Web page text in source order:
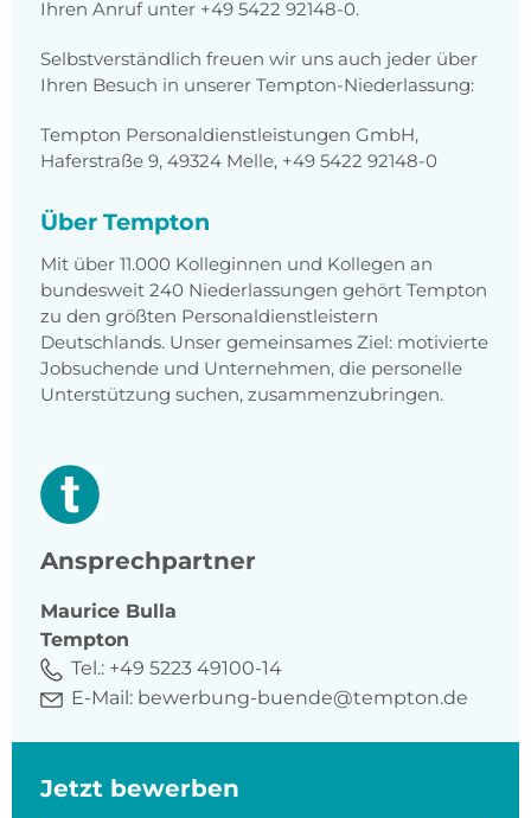
Ihren Anruf unter +49 5422 92148-0.
Selbstverständlich freuen wir uns auch jeder über
Ihren Besuch in unserer Tempton-Niederlassung:
Tempton Personaldienstleistungen GmbH,
Haferstraße 9, 49324 Melle, +49 5422 92148-0
Über Tempton
Mit über 11.000 Kolleginnen und Kollegen an
bundesweit 240 Niederlassungen gehört Tempton
zu den größten Personaldienstleistern
Deutschlands. Unser gemeinsames Ziel: motivierte
Jobsuchende und Unternehmen, die personelle
Unterstützung suchen, zusammenzubringen.
Ansprechpartner
Maurice Bulla
Tempton
Tel.: +49 5223 49100-14
E-Mail: bewerbung-buende@tempton.de
Jetzt bewerben